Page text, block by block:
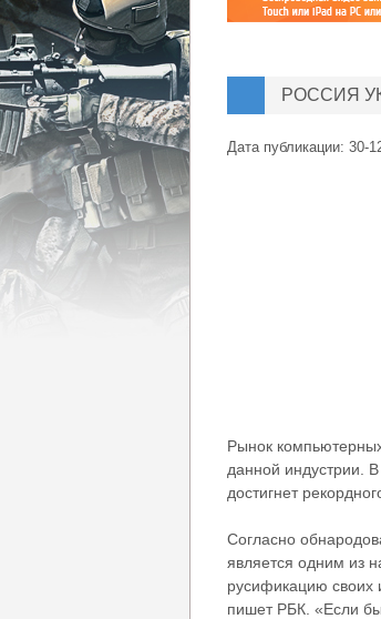
РОССИЯ
Дата публикации: 30-
Рынок
данной индустрии.
достигнет
Согласно
является одним из
русификацию своих
пишет РБК. «Если